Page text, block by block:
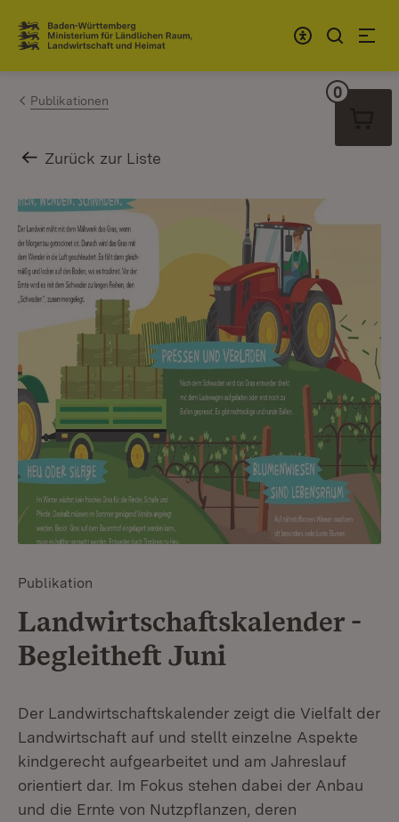
Zum Inhalt springen
Link zur Startseite
Publikationen
Zurück zur Liste
Publikation
Landwirtschaftskalender -
Begleitheft Juni
Der Landwirtschaftskalender zeigt die Vielfalt der
Landwirtschaft auf und stellt einzelne Aspekte
kindgerecht aufgearbeitet und am Jahreslauf
orientiert dar. Im Fokus stehen dabei der Anbau
und die Ernte von Nutzpflanzen, deren
0